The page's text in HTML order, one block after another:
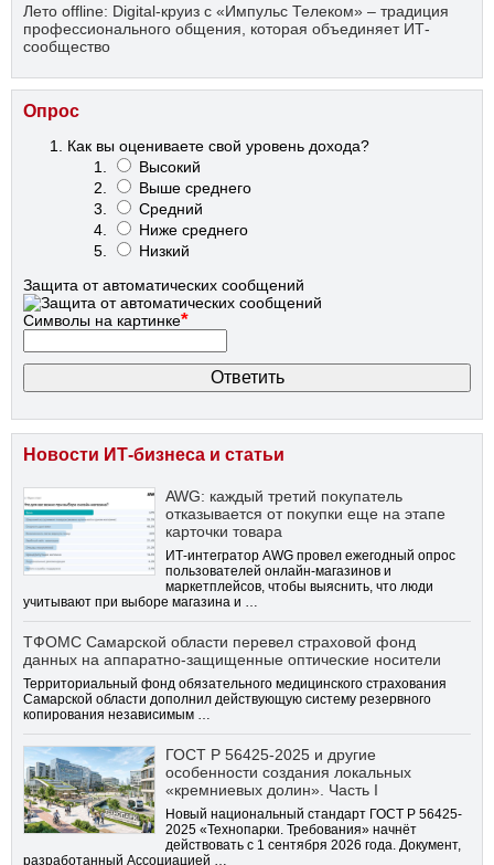
Лето offline: Digital-круиз с «Импульс Телеком» – традиция
профессионального общения, которая объединяет ИТ-
сообщество
Опрос
Как вы оцениваете свой уровень дохода?
Высокий
Выше среднего
Средний
Ниже среднего
Низкий
Защита от автоматических сообщений
Символы на картинке*
Новости ИТ-бизнеса и статьи
AWG: каждый третий покупатель
отказывается от покупки еще на этапе
карточки товара
ИТ-интегратор AWG провел ежегодный опрос
пользователей онлайн-магазинов и
маркетплейсов, чтобы выяснить, что люди
учитывают при выборе магазина и …
ТФОМС Самарской области перевел страховой фонд
данных на аппаратно-защищенные оптические носители
Территориальный фонд обязательного медицинского страхования
Самарской области дополнил действующую систему резервного
копирования независимым …
ГОСТ Р 56425-2025 и другие
особенности создания локальных
«кремниевых долин». Часть I
Новый национальный стандарт ГОСТ Р 56425-
2025 «Технопарки. Требования» начнёт
действовать с 1 сентября 2026 года. Документ,
разработанный Ассоциацией …